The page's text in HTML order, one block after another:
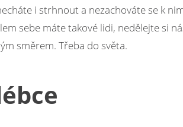
i strhnout a nezachováte se k
sebe máte takové lidi, nedělejte si
směrem. Třeba do světa.